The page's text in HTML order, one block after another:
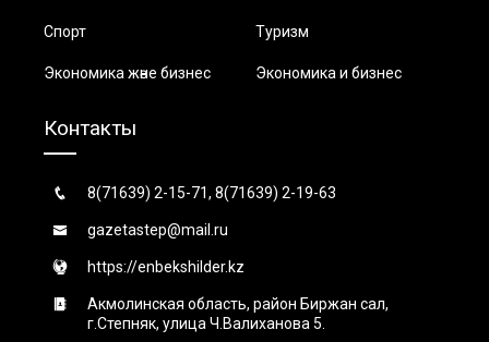
Спорт Туризм
Экономика және бизнес Экономика и бизнес
Контакты
8(71639) 2-15-71, 8(71639) 2-19-63
gazetastep@mail.ru
https://enbekshilder.kz
Акмолинская область, район Биржан сал,
г.Степняк, улица Ч.Валиханова 5.